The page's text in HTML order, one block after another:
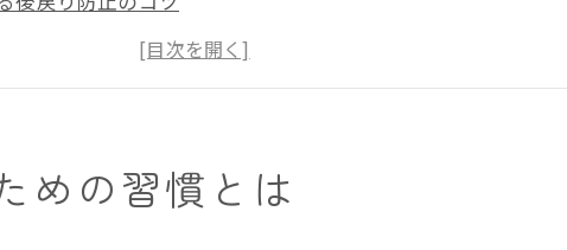
しい生活リズムとは
慣見直しポイント
科選びのコツ
ープの安心を得る方法
めの習慣とは